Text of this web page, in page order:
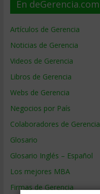
En deGerencia.com
Artículos de Gerencia
Noticias de Gerencia
Videos de Gerencia
Libros de Gerencia
Webs de Gerencia
Negocios por País
Colaboradores de Gerencia
Glosario
Glosario Inglés – Español
Los mejores MBA
Firmas de Gerencia